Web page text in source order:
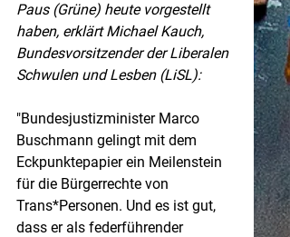
Paus (Grüne) heute vorgestellt
haben, erklärt Michael Kauch,
Bundesvorsitzender der Liberalen
Schwulen und Lesben (LiSL):
"Bundesjustizminister Marco
Buschmann gelingt mit dem
Eckpunktepapier ein Meilenstein
für die Bürgerrechte von
Trans*Personen. Und es ist gut,
dass er als federführender